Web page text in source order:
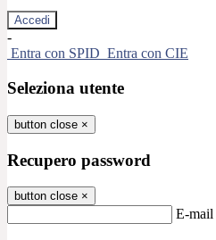
-
Entra con SPID Entra con CIE
Seleziona utente
button close ×
Recupero password
button close ×
E-mail